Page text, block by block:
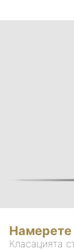
Намерете
Класацията